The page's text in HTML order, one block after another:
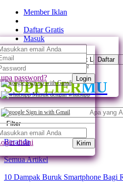
Member Iklan
Daftar Gratis
Daftar
Daftar dengan whatsapp
Sign up with Gmail
Masuk
password? Login
Masuk dengan whatsapp
Sign in with Gmail
disini Kirim
SUPPLIERMU
Filter
Beranda
Semua Artikel
10 Dampak Buruk Smartphone Bagi